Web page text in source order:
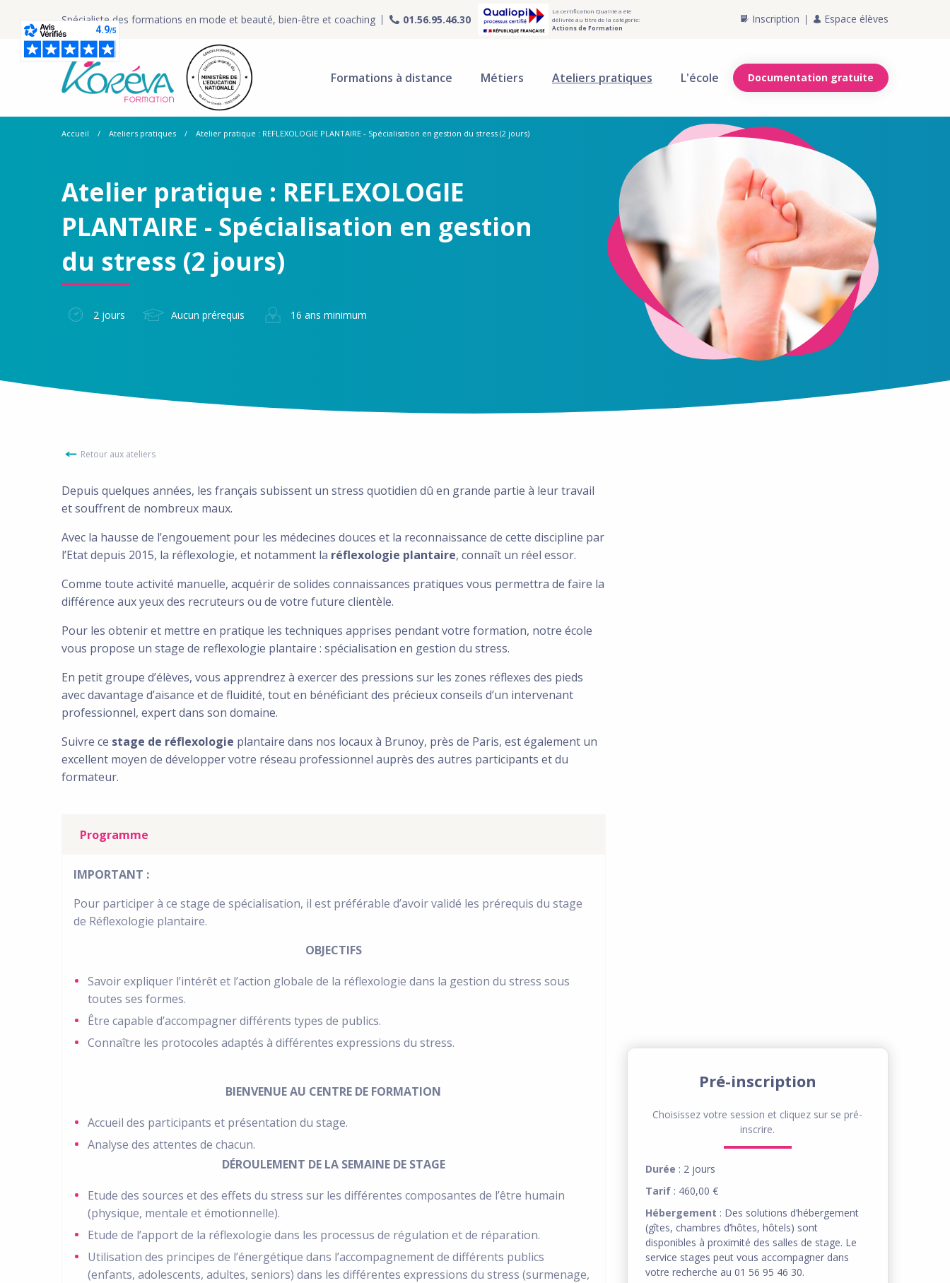
Spécialiste des formations en mode et beauté, bien-être et coaching 01.56.95.46.30
La certification Qualité a été
délivrée au titre de la catégorie:
Actions de Formation
Inscription Espace élèves
Formations à distance Métiers Ateliers pratiques L'école Documentation gratuite
Accueil Ateliers pratiques Atelier pratique : REFLEXOLOGIE PLANTAIRE - Spécialisation en gestion du stress (2 jours)
Atelier pratique : REFLEXOLOGIE
PLANTAIRE - Spécialisation en gestion
du stress (2 jours)
2 jours Aucun prérequis 16 ans minimum
Retour aux ateliers
Depuis quelques années, les français subissent un stress quotidien dû en grande partie à leur travail
et souffrent de nombreux maux.
Avec la hausse de l’engouement pour les médecines douces et la reconnaissance de cette discipline par
l’Etat depuis 2015, la réflexologie, et notamment la réflexologie plantaire, connaît un réel essor.
Comme toute activité manuelle, acquérir de solides connaissances pratiques vous permettra de faire la
différence aux yeux des recruteurs ou de votre future clientèle.
Pour les obtenir et mettre en pratique les techniques apprises pendant votre formation, notre école
vous propose un stage de reflexologie plantaire : spécialisation en gestion du stress.
En petit groupe d’élèves, vous apprendrez à exercer des pressions sur les zones réflexes des pieds
avec davantage d’aisance et de fluidité, tout en bénéficiant des précieux conseils d’un intervenant
professionnel, expert dans son domaine.
Suivre ce stage de réflexologie plantaire dans nos locaux à Brunoy, près de Paris, est également un
excellent moyen de développer votre réseau professionnel auprès des autres participants et du
formateur.
Programme
IMPORTANT :
Pour participer à ce stage de spécialisation, il est préférable d’avoir validé les prérequis du stage
de Réflexologie plantaire.
OBJECTIFS
Savoir expliquer l’intérêt et l’action globale de la réflexologie dans la gestion du stress sous
toutes ses formes.
Être capable d’accompagner différents types de publics.
Connaître les protocoles adaptés à différentes expressions du stress.
BIENVENUE AU CENTRE DE FORMATION
Accueil des participants et présentation du stage.
Analyse des attentes de chacun.
DÉROULEMENT DE LA SEMAINE DE STAGE
Etude des sources et des effets du stress sur les différentes composantes de l’être humain
(physique, mentale et émotionnelle).
Etude de l’apport de la réflexologie dans les processus de régulation et de réparation.
Utilisation des principes de l’énergétique dans l’accompagnement de différents publics
(enfants, adolescents, adultes, seniors) dans les différentes expressions du stress (surmenage,
Pré-inscription
Choisissez votre session et cliquez sur se pré-
inscrire.
Durée : 2 jours
Tarif: 460,00 €
Hébergement : Des solutions d’hébergement
(gîtes, chambres d’hôtes, hôtels) sont
disponibles à proximité des salles de stage. Le
service stages peut vous accompagner dans
votre recherche au 01 56 95 46 30.